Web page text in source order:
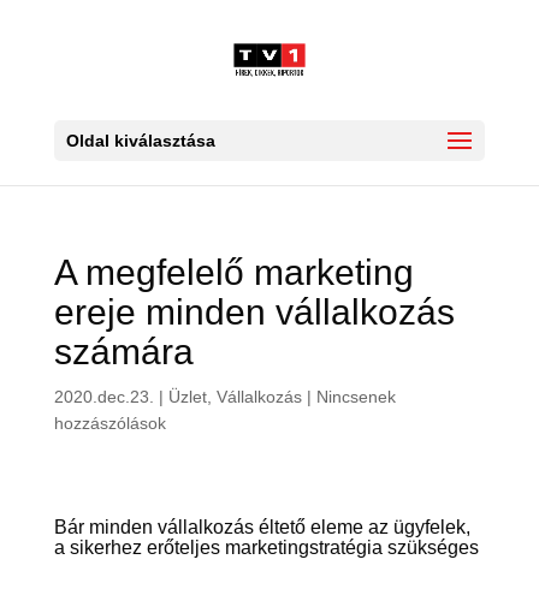
Oldal kiválasztása
A megfelelő marketing
ereje minden vállalkozás
számára
2020.dec.23. | Üzlet, Vállalkozás| Nincsenek
hozzászólások
Bár minden vállalkozás éltető eleme az ügyfelek,
a sikerhez erőteljes marketingstratégia szükséges